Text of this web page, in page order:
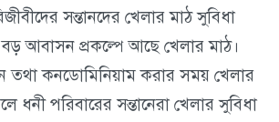
সন্তানদের খেলার মাঠ সুবিধা
বড় আবাসন প্রকল্পে আছে খেলার মাঠ।
কনডোমিনিয়াম করার সময় খেলার
ধনী পরিবারের সন্তানেরা খেলার সুবিধা